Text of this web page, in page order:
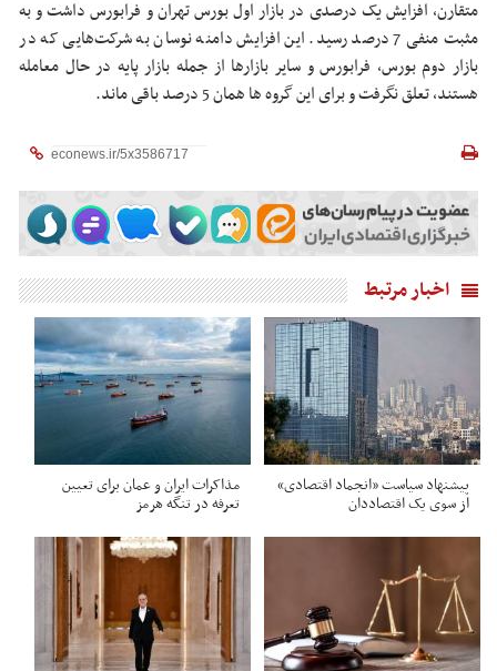
متقارن، افزایش یک درصدی در بازار اول بورس تهران و فرابورس داشت و به
مثبت منفی 7 درصد رسید. این افزایش دامنه نوسان به شرکت‌هایی که در
بازار دوم بورس، فرابورس و سایر بازارها از جمله بازار پایه در حال معامله
هستند، تعلق نگرفت و برای این گروه ها همان 5 درصد باقی ماند.
اخبار مرتبط
پیشنهاد سیاست «انجماد اقتصادی»
از سوی یک اقتصاددان
مذاکرات ایران و عمان برای تعیین
تعرفه در تنگه هرمز